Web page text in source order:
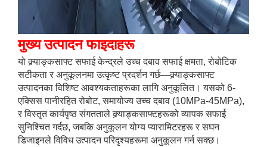
मुख्य उत्पादन फाइदाहरू
यो क्र्याङ्कसाफ्ट सफाई केन्द्रले उच्च दबाव सफाई क्षमता, रोबोटिक
सटीकता र अनुकूलनमा उत्कृष्ट प्रदर्शन गर्छ—क्र्याङ्कसाफ्ट
उत्पादनका विशिष्ट आवश्यकताहरूका लागि अनुकूलित। यसको 6-
एक्सिस पानीरहित रोबोट, समायोज्य उच्च दबाव (10MPa-45MPa),
र विस्तृत कार्यपृष्ठ संगतताले क्र्याङ्कसाफ्टहरूको व्यापक सफाई
सुनिश्चित गर्दछ, जबकि अनुकूलन योग्य प्यारामिटरहरू र सघन
डिजाइनले विविध उत्पादन परिदृश्यहरूमा अनुकूलन गर्न सक्छ।